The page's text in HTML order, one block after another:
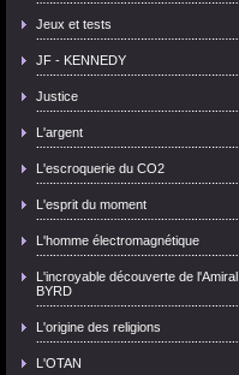
Jeux et tests
JF - KENNEDY
Justice
L'argent
L'escroquerie du CO2
L'esprit du moment
L'homme électromagnétique
L'incroyable découverte de l'Amiral
BYRD
L'origine des religions
L'OTAN